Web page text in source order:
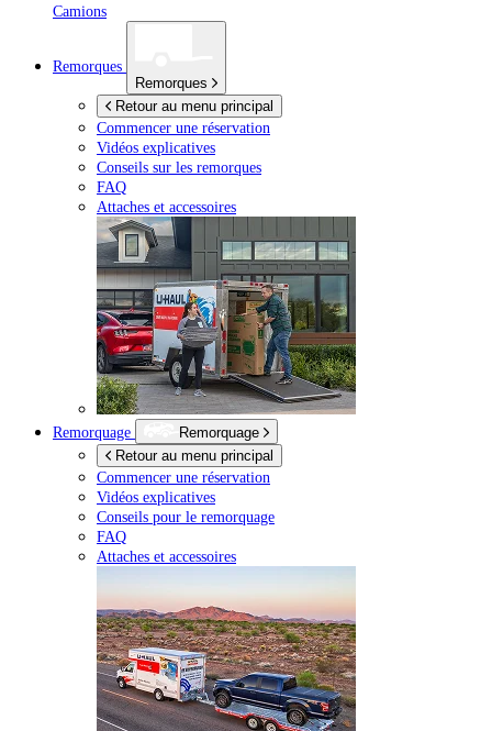
Camions
Remorques
Remorques
Retour au menu principal
Commencer une réservation
Vidéos explicatives
Conseils sur les remorques
FAQ
Attaches et accessoires
Remorquage
Remorquage
Retour au menu principal
Commencer une réservation
Vidéos explicatives
Conseils pour le remorquage
FAQ
Attaches et accessoires